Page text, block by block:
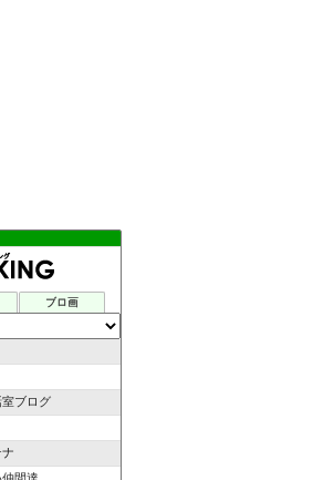
ブロ画
ブログ